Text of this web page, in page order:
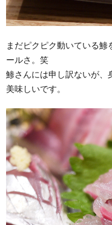
まだピクピク動いている鯵
ールさ。笑
鯵さんには申し訳ないが、
美味しいです。